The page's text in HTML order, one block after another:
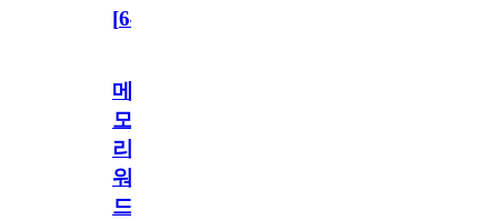
[64
메
모
리
워
드